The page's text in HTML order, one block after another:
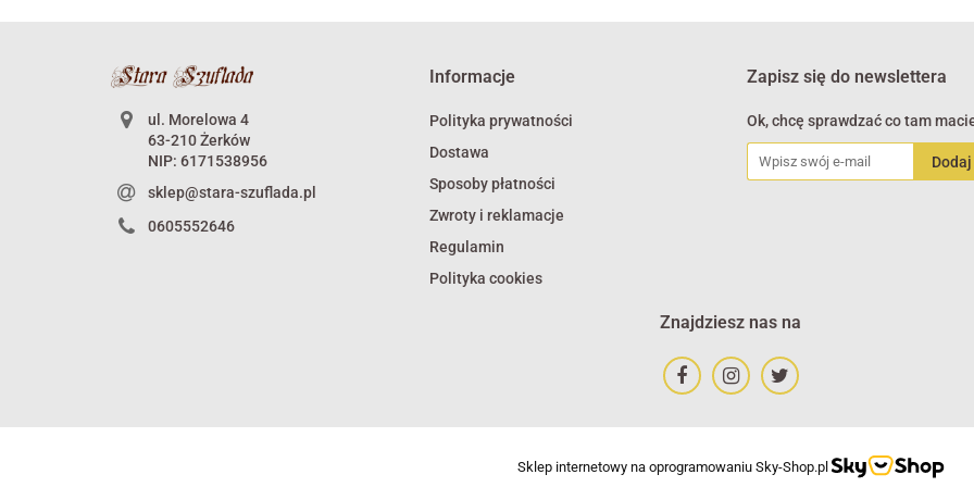
ul. Morelowa 4
63-210 Żerków
NIP: 6171538956
sklep@stara-szuflada.pl
0605552646
Informacje
Polityka prywatności
Dostawa
Sposoby płatności
Zwroty i reklamacje
Regulamin
Polityka cookies
Zapisz się do newslettera
Ok, chcę sprawdzać co tam
Znajdziesz nas na
Sklep internetowy na oprogramowaniu Sky-Shop.pl